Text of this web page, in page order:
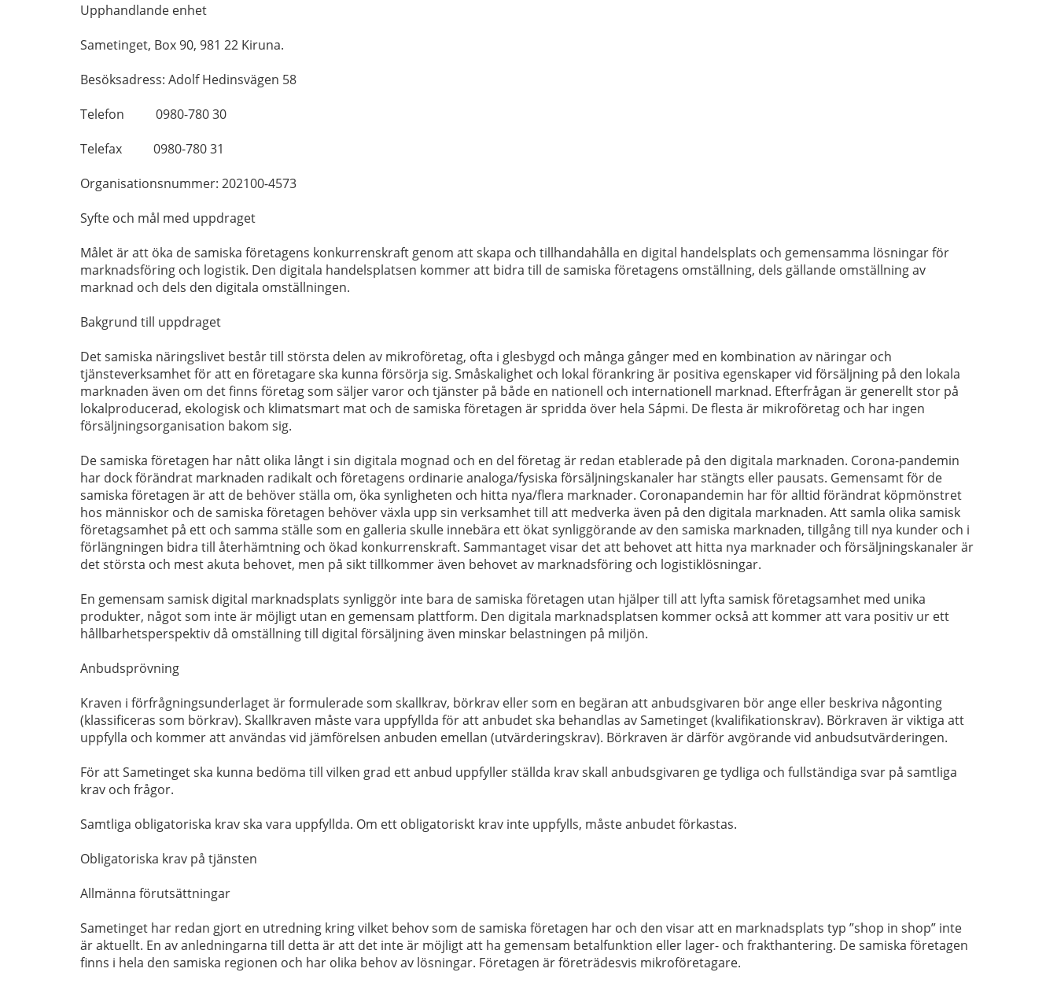
Upphandlande enhet
Sametinget, Box 90, 981 22 Kiruna.
Besöksadress: Adolf Hedinsvägen 58
Telefon 0980-780 30
Telefax 0980-780 31
Organisationsnummer: 202100-4573
Syfte och mål med uppdraget
Målet är att öka de samiska företagens konkurrenskraft genom att skapa och tillhandahålla en digital handelsplats och gemensamma lösningar för
marknadsföring och logistik. Den digitala handelsplatsen kommer att bidra till de samiska företagens omställning, dels gällande omställning av
marknad och dels den digitala omställningen.
Bakgrund till uppdraget
Det samiska näringslivet består till största delen av mikroföretag, ofta i glesbygd och många gånger med en kombination av näringar och
tjänsteverksamhet för att en företagare ska kunna försörja sig. Småskalighet och lokal förankring är positiva egenskaper vid försäljning på den lokala
marknaden även om det finns företag som säljer varor och tjänster på både en nationell och internationell marknad. Efterfrågan är generellt stor på
lokalproducerad, ekologisk och klimatsmart mat och de samiska företagen är spridda över hela Sápmi. De flesta är mikroföretag och har ingen
försäljningsorganisation bakom sig.
De samiska företagen har nått olika långt i sin digitala mognad och en del företag är redan etablerade på den digitala marknaden. Corona-pandemin
har dock förändrat marknaden radikalt och företagens ordinarie analoga/fysiska försäljningskanaler har stängts eller pausats. Gemensamt för de
samiska företagen är att de behöver ställa om, öka synligheten och hitta nya/flera marknader. Coronapandemin har för alltid förändrat köpmönstret
hos människor och de samiska företagen behöver växla upp sin verksamhet till att medverka även på den digitala marknaden. Att samla olika samisk
företagsamhet på ett och samma ställe som en galleria skulle innebära ett ökat synliggörande av den samiska marknaden, tillgång till nya kunder och i
förlängningen bidra till återhämtning och ökad konkurrenskraft. Sammantaget visar det att behovet att hitta nya marknader och försäljningskanaler är
det största och mest akuta behovet, men på sikt tillkommer även behovet av marknadsföring och logistiklösningar.
En gemensam samisk digital marknadsplats synliggör inte bara de samiska företagen utan hjälper till att lyfta samisk företagsamhet med unika
produkter, något som inte är möjligt utan en gemensam plattform. Den digitala marknadsplatsen kommer också att kommer att vara positiv ur ett
hållbarhetsperspektiv då omställning till digital försäljning även minskar belastningen på miljön.
Anbudsprövning
Kraven i förfrågningsunderlaget är formulerade som skallkrav, börkrav eller som en begäran att anbudsgivaren bör ange eller beskriva någonting
(klassificeras som börkrav). Skallkraven måste vara uppfyllda för att anbudet ska behandlas av Sametinget (kvalifikationskrav). Börkraven är viktiga att
uppfylla och kommer att användas vid jämförelsen anbuden emellan (utvärderingskrav). Börkraven är därför avgörande vid anbudsutvärderingen.
För att Sametinget ska kunna bedöma till vilken grad ett anbud uppfyller ställda krav skall anbudsgivaren ge tydliga och fullständiga svar på samtliga
krav och frågor.
Samtliga obligatoriska krav ska vara uppfyllda. Om ett obligatoriskt krav inte uppfylls, måste anbudet förkastas.
Obligatoriska krav på tjänsten
Allmänna förutsättningar
Sametinget har redan gjort en utredning kring vilket behov som de samiska företagen har och den visar att en marknadsplats typ ”shop in shop” inte
är aktuellt. En av anledningarna till detta är att det inte är möjligt att ha gemensam betalfunktion eller lager- och frakthantering. De samiska företagen
finns i hela den samiska regionen och har olika behov av lösningar. Företagen är företrädesvis mikroföretagare.